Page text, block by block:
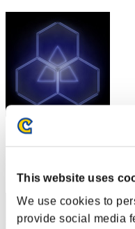
This website uses
We use cookies to
provide social media
スコア: -
392